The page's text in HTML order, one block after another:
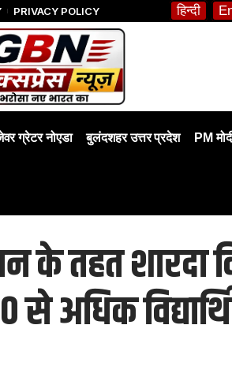
PRIVACY POLICY हिन्दी
ग्रेटर नोएडा बुलंदशहर उत्तर प्रदेश PM
तहत शारदा
अधिक